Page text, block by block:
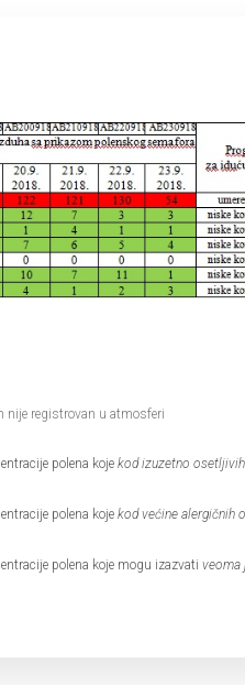
nije registrovan u atmosferi
polena koje kod izuzetno
polena koje kod većine alergičnih
polena koje mogu izazvati veoma